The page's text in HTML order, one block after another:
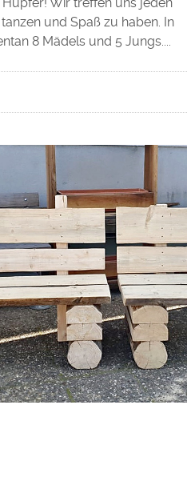
Wir treffen uns jeden
und Spaß zu haben. In
8 Mädels und 5 Jungs....